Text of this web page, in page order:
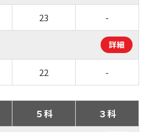
23 -
詳細
22 -
５科 ３科